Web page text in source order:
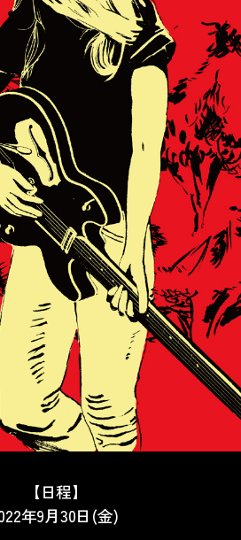
【日程】
年9月30日(金)